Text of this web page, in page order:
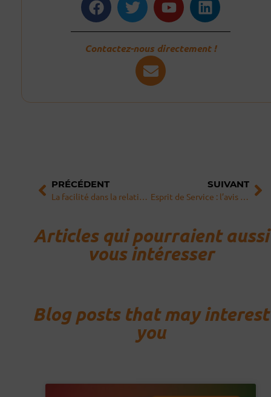
Contactez-nous directement !
PRÉCÉDENT
La facilité dans la relation client au cœur du RGPD
SUIVANT
Esprit de Service : l’avis d’expert d’Emmanuel Richard
Articles qui pourraient aussi
vous intéresser
Blog posts that may interest
you